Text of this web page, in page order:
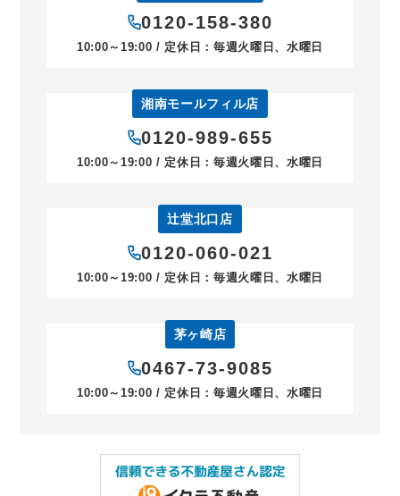
0120-158-380
10:00～19:00 / 定休日：毎週火曜日、水曜日
湘南モールフィル店
0120-989-655
10:00～19:00 / 定休日：毎週火曜日、水曜日
辻堂北口店
0120-060-021
10:00～19:00 / 定休日：毎週火曜日、水曜日
茅ヶ崎店
0467-73-9085
10:00～19:00 / 定休日：毎週火曜日、水曜日